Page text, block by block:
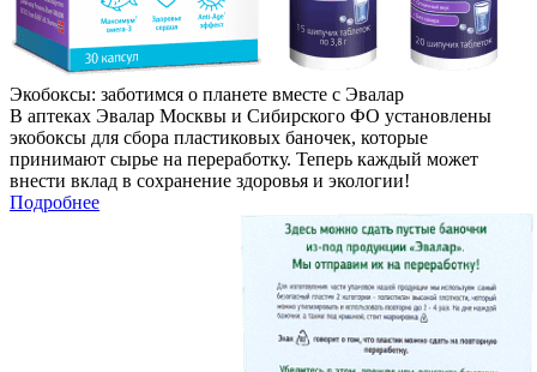
Экобоксы: заботимся о планете вместе c Эвалар
В аптеках Эвалар Москвы и Сибирского ФО установлены
экобоксы для сбора пластиковых баночек, которые
принимают сырье на переработку. Теперь каждый может
внести вклад в сохранение здоровья и экологии!
Подробнее